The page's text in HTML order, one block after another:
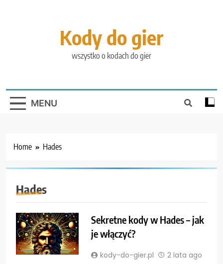
Kody do gier
wszystko o kodach do gier
MENU
Home Hades
Hades
Sekretne kody w Hades – jak
je włączyć?
kody-do-gier.pl 2 lata ago